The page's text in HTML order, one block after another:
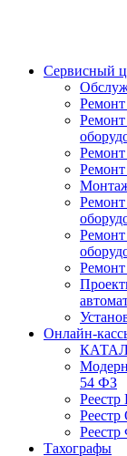
Сервисный
Ремонт
Ремонт
Ремонт
Онлайн-
54 ФЗ
Тахографы